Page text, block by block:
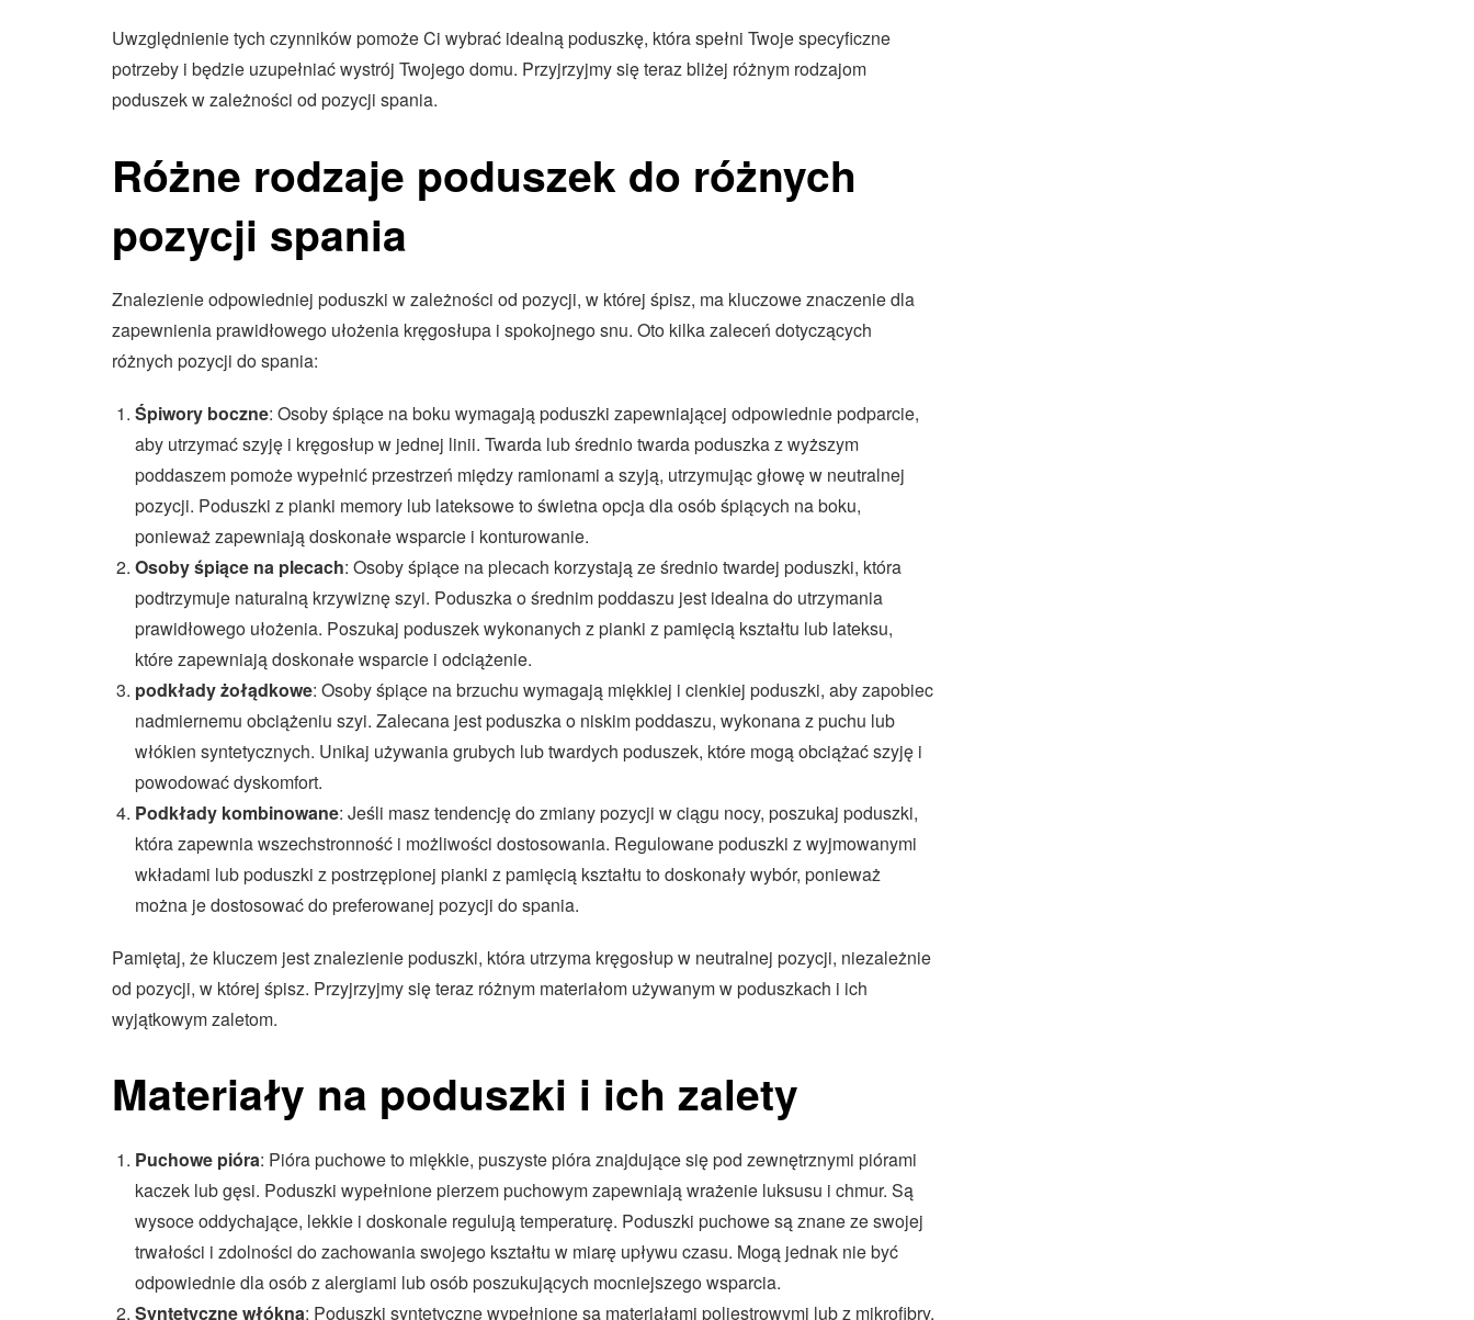
Uwzględnienie tych czynników pomoże Ci wybrać idealną poduszkę, która spełni Twoje specyficzne
potrzeby i będzie uzupełniać wystrój Twojego domu. Przyjrzyjmy się teraz bliżej różnym rodzajom
poduszek w zależności od pozycji spania.
Różne rodzaje poduszek do różnych
pozycji spania
Znalezienie odpowiedniej poduszki w zależności od pozycji, w której śpisz, ma kluczowe znaczenie dla
zapewnienia prawidłowego ułożenia kręgosłupa i spokojnego snu. Oto kilka zaleceń dotyczących
różnych pozycji do spania:
Śpiwory boczne: Osoby śpiące na boku wymagają poduszki zapewniającej odpowiednie podparcie,
aby utrzymać szyję i kręgosłup w jednej linii. Twarda lub średnio twarda poduszka z wyższym
poddaszem pomoże wypełnić przestrzeń między ramionami a szyją, utrzymując głowę w neutralnej
pozycji. Poduszki z pianki memory lub lateksowe to świetna opcja dla osób śpiących na boku,
ponieważ zapewniają doskonałe wsparcie i konturowanie.
Osoby śpiące na plecach: Osoby śpiące na plecach korzystają ze średnio twardej poduszki, która
podtrzymuje naturalną krzywiznę szyi. Poduszka o średnim poddaszu jest idealna do utrzymania
prawidłowego ułożenia. Poszukaj poduszek wykonanych z pianki z pamięcią kształtu lub lateksu,
które zapewniają doskonałe wsparcie i odciążenie.
podkłady żołądkowe: Osoby śpiące na brzuchu wymagają miękkiej i cienkiej poduszki, aby zapobiec
nadmiernemu obciążeniu szyi. Zalecana jest poduszka o niskim poddaszu, wykonana z puchu lub
włókien syntetycznych. Unikaj używania grubych lub twardych poduszek, które mogą obciążać szyję i
powodować dyskomfort.
Podkłady kombinowane: Jeśli masz tendencję do zmiany pozycji w ciągu nocy, poszukaj poduszki,
która zapewnia wszechstronność i możliwości dostosowania. Regulowane poduszki z wyjmowanymi
wkładami lub poduszki z postrzępionej pianki z pamięcią kształtu to doskonały wybór, ponieważ
można je dostosować do preferowanej pozycji do spania.
Pamiętaj, że kluczem jest znalezienie poduszki, która utrzyma kręgosłup w neutralnej pozycji, niezależnie
od pozycji, w której śpisz. Przyjrzyjmy się teraz różnym materiałom używanym w poduszkach i ich
wyjątkowym zaletom.
Materiały na poduszki i ich zalety
Puchowe pióra: Pióra puchowe to miękkie, puszyste pióra znajdujące się pod zewnętrznymi piórami
kaczek lub gęsi. Poduszki wypełnione pierzem puchowym zapewniają wrażenie luksusu i chmur. Są
wysoce oddychające, lekkie i doskonale regulują temperaturę. Poduszki puchowe są znane ze swojej
trwałości i zdolności do zachowania swojego kształtu w miarę upływu czasu. Mogą jednak nie być
odpowiednie dla osób z alergiami lub osób poszukujących mocniejszego wsparcia.
Syntetyczne włókna: Poduszki syntetyczne wypełnione są materiałami poliestrowymi lub z mikrofibry.